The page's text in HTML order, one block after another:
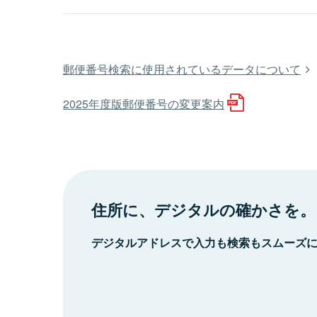
郵便番号検索に使用されているデータについて
2025年度版郵便番号の変更案内
住所に、デジタルの確かさを。
デジタルアドレスで入力も検索もスムーズ